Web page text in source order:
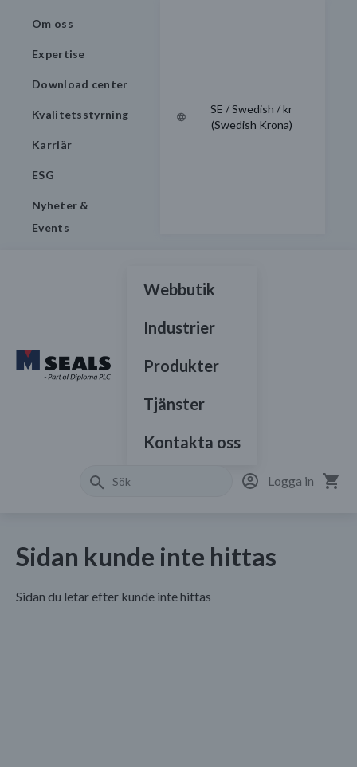
Om oss
Expertise
Download center
Kvalitetsstyrning
Karriär
ESG
Nyheter &
Events
SE / Swedish / kr
(Swedish Krona)
Webbutik
Industrier
Produkter
Tjänster
Kontakta oss
Logga in
Sidan kunde inte hittas
Sidan du letar efter kunde inte hittas